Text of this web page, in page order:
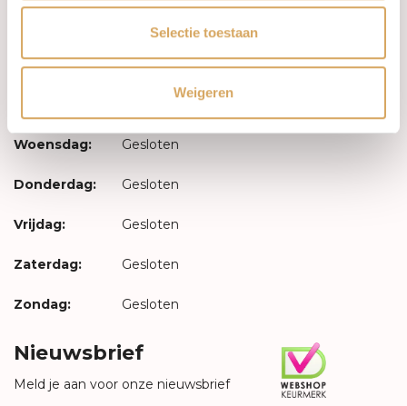
Selectie toestaan
Weigeren
Maandag: Gesloten
Woensdag: Gesloten
Donderdag: Gesloten
Vrijdag: Gesloten
Zaterdag: Gesloten
Zondag: Gesloten
Nieuwsbrief
Meld je aan voor onze nieuwsbrief